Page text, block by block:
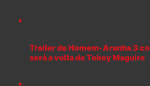
Trailer de Homem-Aranha 3
será a volta de Tobey Maguire